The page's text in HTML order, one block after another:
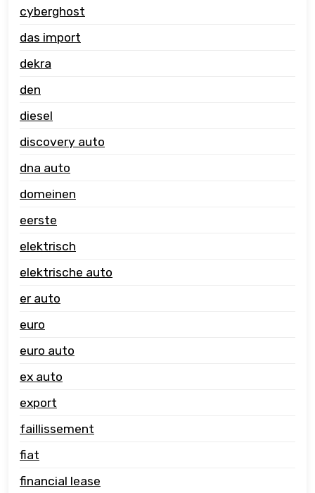
cyberghost
das import
dekra
den
diesel
discovery auto
dna auto
domeinen
eerste
elektrisch
elektrische auto
er auto
euro
euro auto
ex auto
export
faillissement
fiat
financial lease